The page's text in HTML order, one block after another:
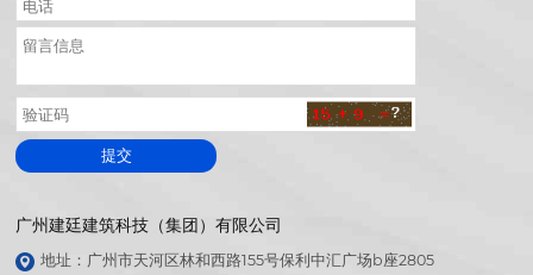
提交
广州建廷建筑科技（集团）有限公司
地址：广州市天河区林和西路155号保利中汇广场b座2805